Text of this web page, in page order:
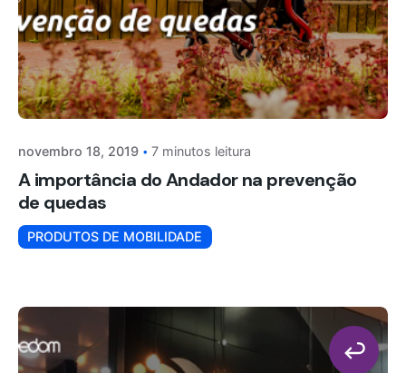
novembro 18, 2019 7 minutos leitura
A importância do Andador na prevenção
de quedas
PRODUTOS DE MOBILIDADE